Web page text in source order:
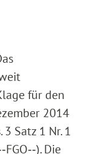
für den
2014
Satz 1 Nr. 1
Die